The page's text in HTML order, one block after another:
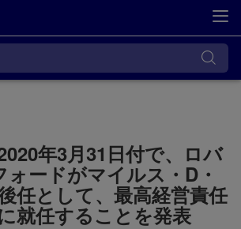
年3月31日付で、ロバ
ォードがマイルス・D・
任として、最高経営責任
就任することを発表